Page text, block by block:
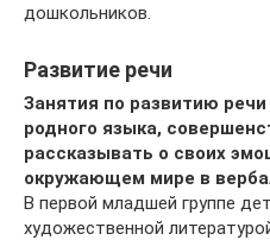
дошкольников.
Развитие речи
Занятия по развитию
родного языка,
рассказывать о своих
окружающем мире в
В первой младшей группе
художественной